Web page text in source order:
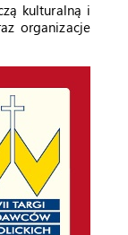
kulturalną i
organizacje